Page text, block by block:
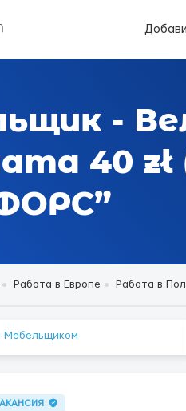
-
40
Работа в Европе Работа в